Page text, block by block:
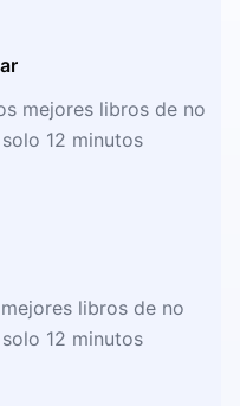
mejores libros de no
12 minutos
libros de no
12 minutos